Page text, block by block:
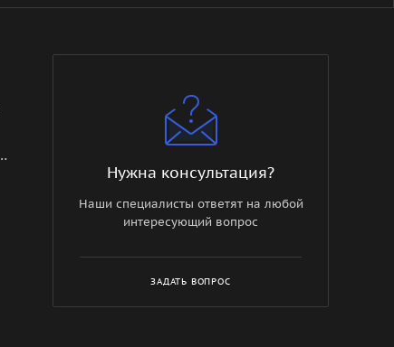
Нужна консультация?
Наши специалисты ответят на любой
интересующий вопрос
ЗАДАТЬ ВОПРОС